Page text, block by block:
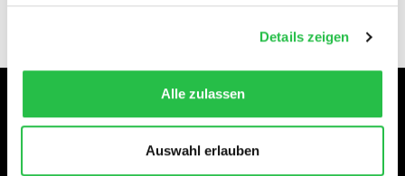
Details zeigen
Alle zulassen
Auswahl erlauben
Leistungen